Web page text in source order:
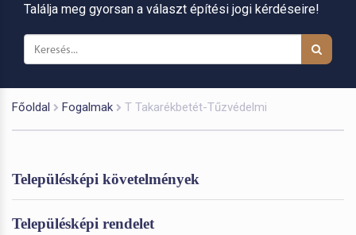
Találja meg gyorsan a választ építési jogi kérdéseire!
Főoldal Fogalmak T Takarékbetét-Tűzvédelmi
Településképi követelmények
Településképi rendelet